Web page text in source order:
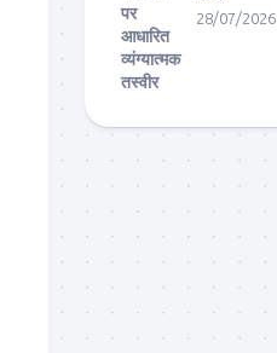
28/07/2026